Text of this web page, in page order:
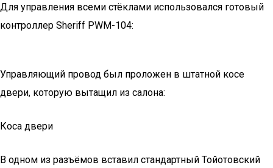
Для управления всеми стёклами использовался готовый
контроллер Sheriff PWM-104:
Управляющий провод был проложен в штатной косе
двери, которую вытащил из салона:
Коса двери
В одном из разъёмов вставил стандартный Тойотовский